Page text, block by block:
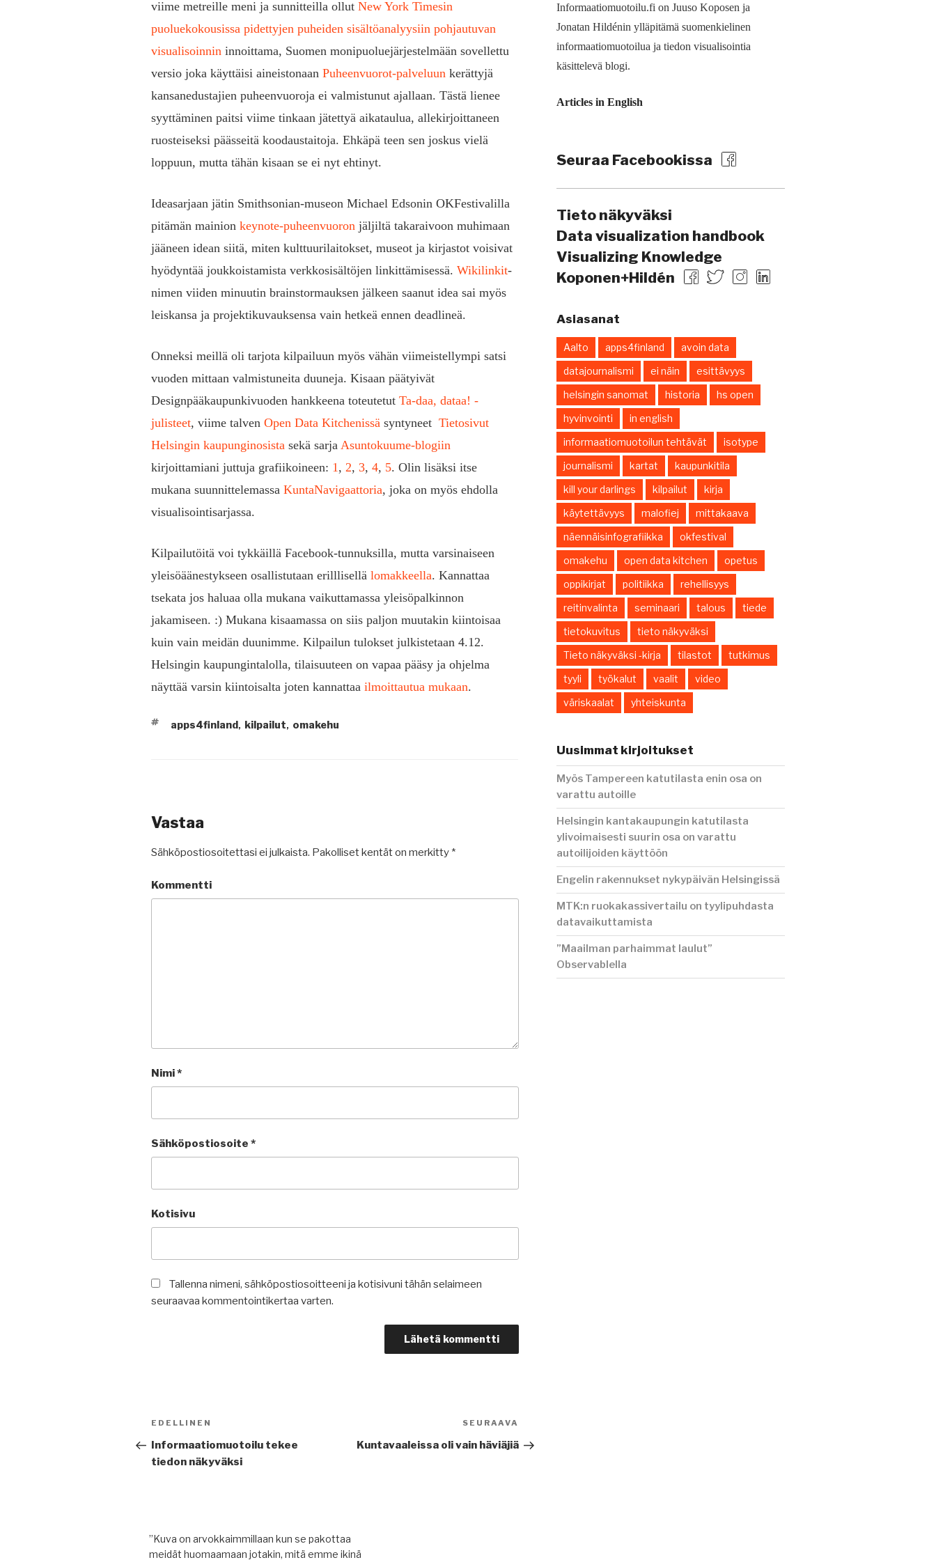
viime metreille meni ja sunnitteilla ollut New York Timesin
puoluekokousissa pidettyjen puheiden sisältöanalyysiin pohjautuvan
visualisoinnin innoittama, Suomen monipuoluejärjestelmään sovellettu
versio joka käyttäisi aineistonaan Puheenvuorot-palveluun kerättyjä
kansanedustajien puheenvuoroja ei valmistunut ajallaan. Tästä lienee
syyttäminen paitsi viime tinkaan jätettyä aikataulua, allekirjoittaneen
ruosteiseksi päässeitä koodaustaitoja. Ehkäpä teen sen joskus vielä
loppuun, mutta tähän kisaan se ei nyt ehtinyt.
Ideasarjaan jätin Smithsonian-museon Michael Edsonin OKFestivalilla
pitämän mainion keynote-puheenvuoron jäljiltä takaraivoon muhimaan
jääneen idean siitä, miten kulttuurilaitokset, museot ja kirjastot voisivat
hyödyntää joukkoistamista verkkosisältöjen linkittämisessä. Wikilinkit-
nimen viiden minuutin brainstormauksen jälkeen saanut idea sai myös
leiskansa ja projektikuvauksensa vain hetkeä ennen deadlineä.
Onneksi meillä oli tarjota kilpailuun myös vähän viimeistellympi satsi
vuoden mittaan valmistuneita duuneja. Kisaan päätyivät
Designpääkaupunkivuoden hankkeena toteutetut Ta-daa, dataa! -
julisteet, viime talven Open Data Kitchenissä syntyneet Tietosivut
Helsingin kaupunginosista sekä sarja Asuntokuume-blogiin
kirjoittamiani juttuja grafiikoineen: 1 , 2, 3, 4, 5. Olin lisäksi itse
mukana suunnittelemassa KuntaNavigaattoria, joka on myös ehdolla
visualisointisarjassa.
Kilpailutöitä voi tykkäillä Facebook-tunnuksilla, mutta varsinaiseen
yleisöäänestykseen osallistutaan erilllisellä lomakkeella. Kannattaa
tsekata jos haluaa olla mukana vaikuttamassa yleisöpalkinnon
jakamiseen. :) Mukana kisaamassa on siis paljon muutakin kiintoisaa
kuin vain meidän duunimme. Kilpailun tulokset julkistetaan 4.12.
Helsingin kaupungintalolla, tilaisuuteen on vapaa pääsy ja ohjelma
näyttää varsin kiintoisalta joten kannattaa ilmoittautua mukaan.
AVAINSANAT
apps4finland, kilpailut, omakehu
Vastaa
Sähköpostiosoitettasi ei julkaista. Pakolliset kentät on merkitty *
Kommentti
Nimi*
Sähköpostiosoite *
Kotisivu
Tallenna nimeni, sähköpostiosoitteeni ja kotisivuni tähän selaimeen
seuraavaa kommentointikertaa varten.
Artikkelien
selaus
Edellinen
artikkeli
EDELLINEN
Informaatiomuotoilu tekee
tiedon näkyväksi
artikkeli
SEURAAVA
Kuntavaaleissa oli vain häviäjiä
Informaatiomuotoilu.fi on Juuso Koposen ja
Jonatan Hildénin ylläpitämä suomen­kielinen
informaatio­muotoilua ja tiedon visualisointia
käsittelevä blogi.
Articles in English
Seuraa Facebookissa
Tieto näkyväksi
Data visualization handbook
Visualizing Knowledge
Koponen+Hildén
Asiasanat
Aalto apps4finland
avoin data
datajournalismi
ei näin
esittävyys
helsingin sanomat
historia
hs open
hyvinvointi
in english
informaatiomuotoilun tehtävät
isotype
journalismi
kartat
kaupunkitila
kill your darlings
kilpailut
kirja
käytettävyys
malofiej
mittakaava
näennäisinfografiikka
okfestival
omakehu
open data kitchen
opetus
oppikirjat
politiikka
rehellisyys
reitinvalinta
seminaari talous
tiede
tietokuvitus
tieto näkyväksi
Tieto näkyväksi -kirja
tilastot
tutkimus
tyyli
työkalut vaalit
video
väriskaalat
yhteiskunta
Uusimmat kirjoitukset
Myös Tampereen katutilasta enin osa on
varattu autoille
Helsingin kantakaupungin katutilasta
ylivoimaisesti suurin osa on varattu
autoilijoiden käyttöön
Engelin rakennukset nykypäivän Helsingissä
MTK:n ruokakassivertailu on tyylipuhdasta
datavaikuttamista
”Maailman parhaimmat laulut”
Observablella
”Kuva on arvokkaimmillaan kun se pakottaa
meidät huomaamaan jotakin, mitä emme ikinä